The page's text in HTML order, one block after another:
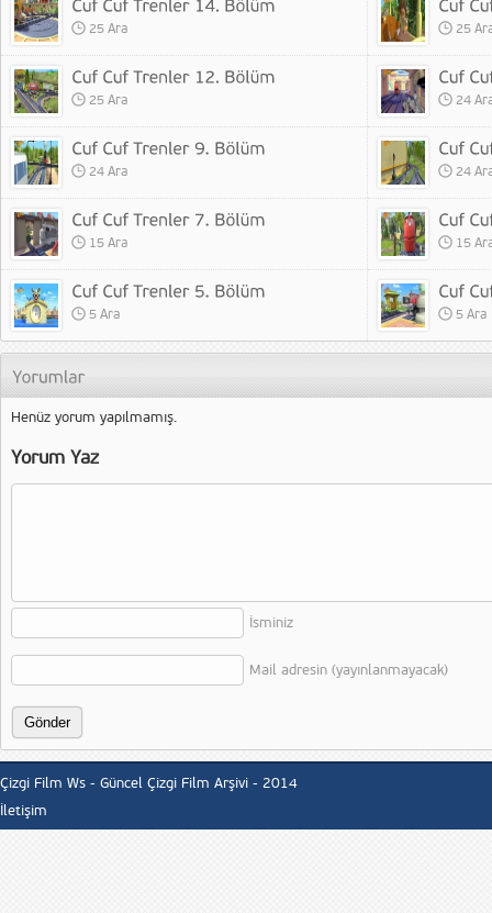
25 Ara 25
25 Ara 24
24 Ara 24
15 Ara 15
5 Ara 5 Ara
Henüz yorum yapılmamış.
Yorum Yaz
İsminiz
Mail adresin (yayınlanmayacak)
Çizgi Film Ws - Güncel Çizgi Film Arşivi - 2014
İletişim